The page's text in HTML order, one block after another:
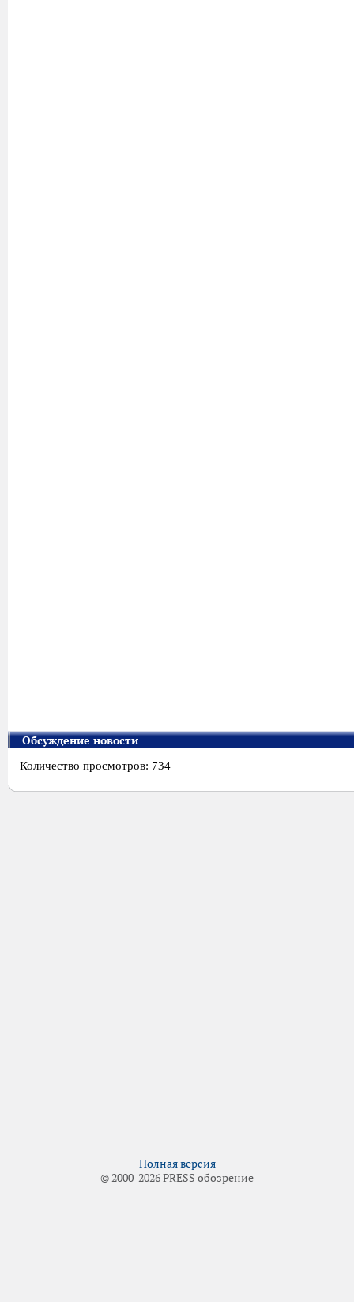
Обсуждение новости
Количество просмотров: 734
Полная версия
© 2000-2026 PRESS обозрение